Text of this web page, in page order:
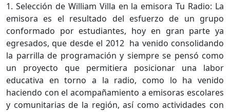
1. Selección de William Villa en la emisora Tu Radio: La
emisora es el resultado del esfuerzo de un grupo
conformado por estudiantes, hoy en gran parte ya
egresados, que desde el 2012 ha venido consolidando
la parrilla de programación y siempre se pensó como
un proyecto que permitiera posicionar una labor
educativa en torno a la radio, como lo ha venido
haciendo con el acompañamiento a emisoras escolares
y comunitarias de la región, así como actividades con